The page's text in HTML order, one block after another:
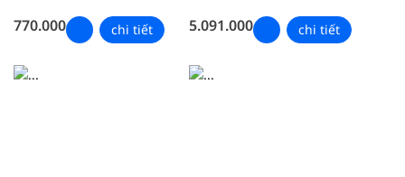
770.000 chi tiết 5.091.000 chi tiết